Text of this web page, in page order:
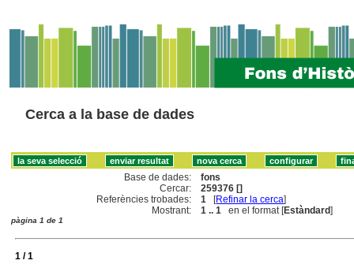
Cerca a la base de dades
Base de dades:
fons
Cercar:
259376 []
Referències trobades:
1 [Refinar la cerca]
Mostrant:
1 .. 1 en el format [Estàndard]
pàgina 1 de 1
1 / 1